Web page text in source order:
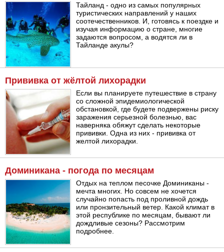
Тайланд - одно из самых популярных
туристических направлений у наших
соотечественников. И, готовясь к поездке и
изучая информацию о стране, многие
задаются вопросом, а водятся ли в
Тайланде акулы?
Прививка от жёлтой лихорадки
Если вы планируете путешествие в страну
со сложной эпидемиологической
обстановкой, где будете подвержены риску
заражения серьезной болезнью, вас
наверняка обяжут сделать некоторые
прививки. Одна из них - прививка от
желтой лихорадки.
Доминикана - погода по месяцам
Отдых на теплом песочке Доминиканы -
мечта многих. Но совсем не хочется
случайно попасть под проливной дождь
или пронзительный ветер. Какой климат в
этой республике по месяцам, бывают ли
дождливые сезоны? Рассмотрим
подробнее.